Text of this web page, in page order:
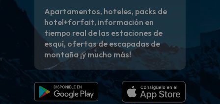
Apartamentos, hoteles, packs de
hotel+forfait, información en
tiempo real de las estaciones de
esquí, ofertas de escapadas de
montaña ¡y mucho más!